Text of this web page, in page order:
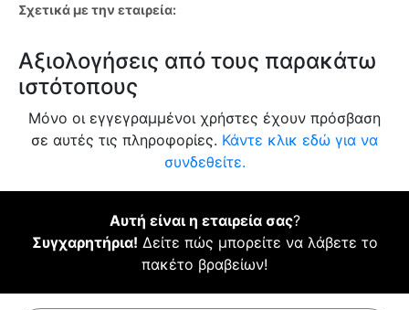
Σχετικά με την εταιρεία:
Αξιολογήσεις από τους παρακάτω
ιστότοπους
Μόνο οι εγγεγραμμένοι χρήστες έχουν πρόσβαση
σε αυτές τις πληροφορίες. Κάντε κλικ εδώ για να
συνδεθείτε.
Αυτή είναι η εταιρεία σας?
Συγχαρητήρια! Δείτε πώς μπορείτε να λάβετε το
πακέτο βραβείων!